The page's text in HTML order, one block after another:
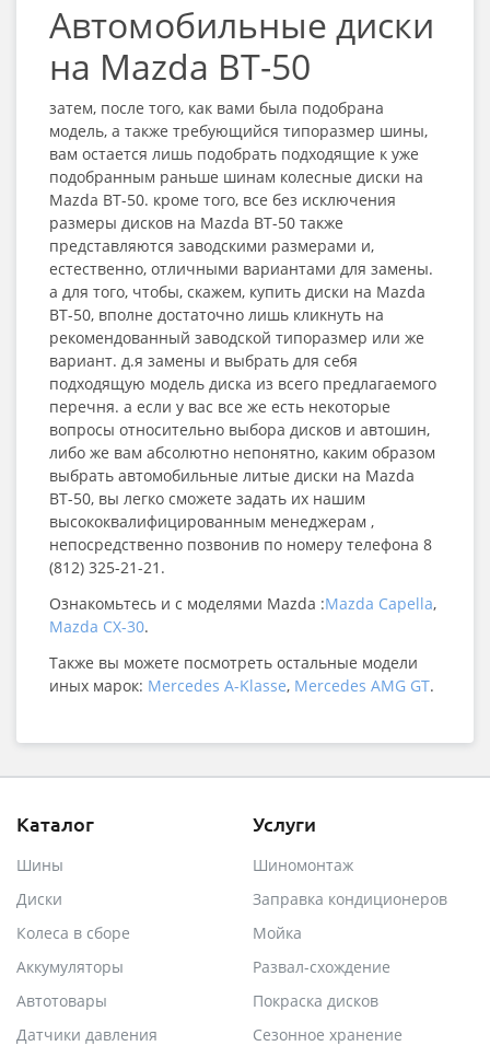
Автомобильные диски
на Mazda BT-50
затем, после того, как вами была подобрана
модель, а также требующийся типоразмер шины,
вам остается лишь подобрать подходящие к уже
подобранным раньше шинам колесные диски на
Mazda BT-50. кроме того, все без исключения
размеры дисков на Mazda BT-50 также
представляются заводскими размерами и,
естественно, отличными вариантами для замены.
а для того, чтобы, скажем, купить диски на Mazda
BT-50, вполне достаточно лишь кликнуть на
рекомендованный заводской типоразмер или же
вариант. д.я замены и выбрать для себя
подходящую модель диска из всего предлагаемого
перечня. а если у вас все же есть некоторые
вопросы относительно выбора дисков и автошин,
либо же вам абсолютно непонятно, каким образом
выбрать автомобильные литые диски на Mazda
BT-50, вы легко сможете задать их нашим
высококвалифицированным менеджерам ,
непосредственно позвонив по номеру телефона 8
(812) 325-21-21.
Ознакомьтесь и с моделями Mazda :Mazda Capella,
Mazda CX-30.
Также вы можете посмотреть остальные модели
иных марок: Mercedes A-Klasse, Mercedes AMG GT.
Каталог
Шины
Диски
Колеса в сборе
Аккумуляторы
Автотовары
Датчики давления
Услуги
Шиномонтаж
Заправка кондиционеров
Мойка
Развал-схождение
Покраска дисков
Сезонное хранение